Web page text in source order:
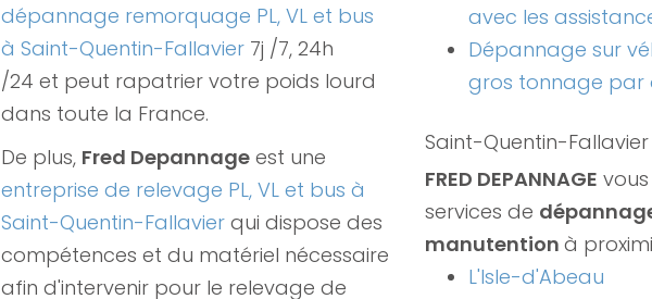
dépannage remorquage PL, VL et bus
à Saint-Quentin-Fallavier 7j /7, 24h
/24 et peut rapatrier votre poids lourd
dans toute la France.
De plus, Fred Depannage est une
entreprise de relevage PL, VL et bus à
Saint-Quentin-Fallavier qui dispose des
compétences et du matériel nécessaire
afin d'intervenir pour le relevage de
avec les
Dépannage sur
gros tonnage par
Saint-Quentin-Fallavier
FRED DEPANNAGE
services de
manutention à
L'Isle-d'Abeau